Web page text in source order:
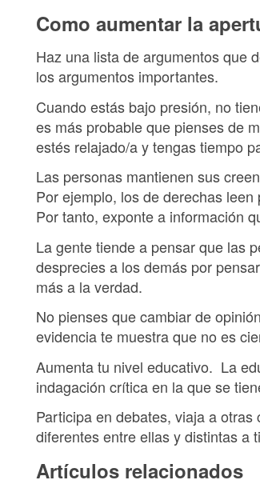
Como aumentar la
Haz una lista de argumentos que
los argumentos importantes.
Cuando estás bajo presión, no
es más probable que pienses de
estés relajado/a y tengas tiempo
Las personas mantienen sus
Por ejemplo, los de derechas
Por tanto, exponte a información
La gente tiende a pensar que las
desprecies a los demás por
más a la verdad.
No pienses que cambiar de
evidencia te muestra que no es
Aumenta tu nivel educativo. La
indagación crítica en la que se
Participa en debates, viaja a
diferentes entre ellas y distintas a
Artículos relacionados